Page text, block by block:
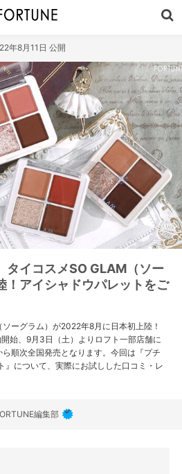
年8月11日 公開
タイコスメSO GLAM（ソー
！アイシャドウパレットをご
ーグラム）が2022年8月に日本初上陸！
始、9月3日（土）よりロフト一部店舗に
順次全国発売となります。今回は『プチ
』について、実際にお試しした口コミ・レ
編集部